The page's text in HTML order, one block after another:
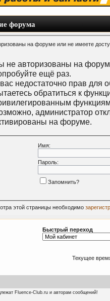
форума
на форуме или не имеете
не авторизованы на
ещё раз.
недостаточно прав для
обратиться к
администратор
на форуме.
Имя:
Пароль:
Запомнить?
этой страницы необходимо
Быстрый переход
Текущее
Fluence-Club.ru и авторам сообщений!